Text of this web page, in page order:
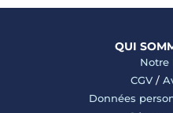
QUI
Notre
CGV/
Données